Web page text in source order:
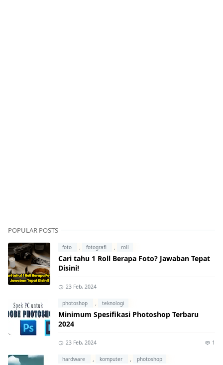
POPULAR POSTS
foto , fotografi , roll
Cari tahu 1 Roll Berapa Foto? Jawaban Tepat
Disini!
23 Feb, 2024
photoshop , teknologi
Minimum Spesifikasi Photoshop Terbaru
2024
23 Feb, 2024 1
hardware , komputer , photoshop